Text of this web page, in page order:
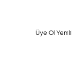
Üye Ol